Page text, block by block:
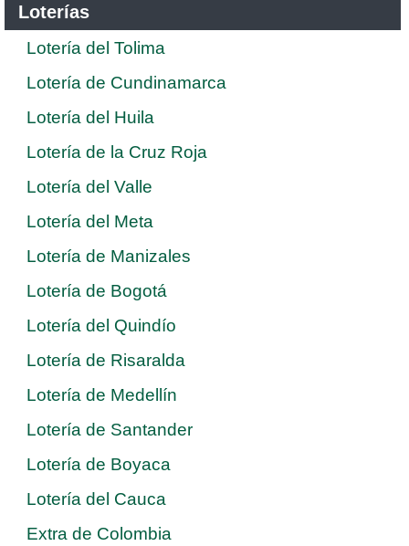
Loterías
Lotería del Tolima
Lotería de Cundinamarca
Lotería del Huila
Lotería de la Cruz Roja
Lotería del Valle
Lotería del Meta
Lotería de Manizales
Lotería de Bogotá
Lotería del Quindío
Lotería de Risaralda
Lotería de Medellín
Lotería de Santander
Lotería de Boyaca
Lotería del Cauca
Extra de Colombia